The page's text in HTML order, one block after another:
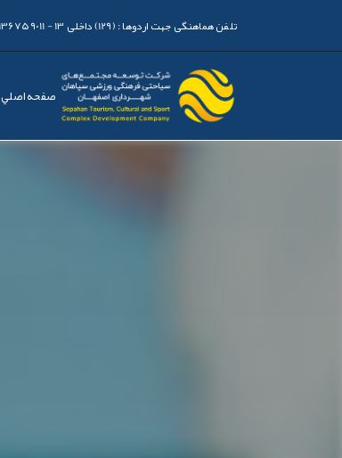
تلفن هماهنگی جهت اردوها :(129) داخلی 13 - 03136759011
صفحه اصلي